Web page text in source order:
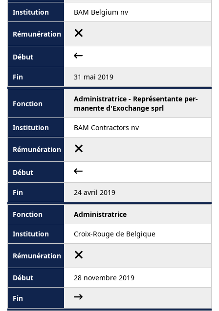
BAM Belgium nv
31 mai 2019
Administratrice - Représentante per-
manente d'Exochange sprl
BAM Contractors nv
24 avril 2019
Administratrice
Croix-Rouge de Belgique
28 novembre 2019